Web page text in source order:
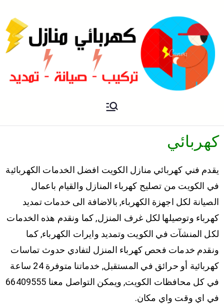
فني كهربائي منازل الكويت
كهربائي
يقدم فني كهربائي منازل الكويت افضل الخدمات الكهربائية
في الكويت من تصليح كهرباء المنازل والقيام باعمال
الصيانة لكل اجهزة الكهرباء, بالاضافة الى خدمات تمديد
كهرباء وتوصيلها لكل غرف المنزل, كما ونقدم هذه الخدمات
لكل المنشآت في الكويت وتمديد وايرات الكهرباء, كما
ونقدم خدمات فحص كهرباء المنزل لتفادي حدوث تماسات
كهربائية أو حرائق في المستقبل, خدماتنا متوفرة 24 ساعة
في كل محافظات الكويت, ويمكن التواصل معنا 66409555
في اي وقت واي مكان.